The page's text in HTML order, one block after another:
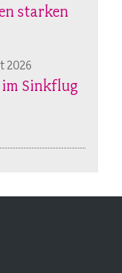
starken
2026
Sinkflug